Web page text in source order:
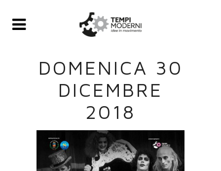
DOMENICA 30
DICEMBRE
2018